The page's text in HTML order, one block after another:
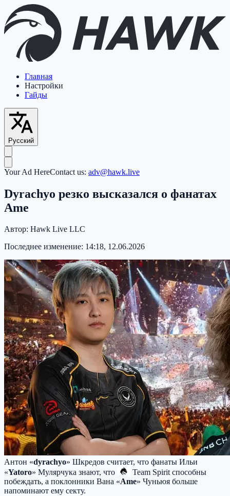
Главная
Настройки
Гайды
Русский
Your Ad HereContact us: adv@hawk.live
Dyrachyo резко высказался о фанатах
Ame
Автор: Hawk Live LLC
Последнее изменение: 14:18, 12.06.2026
Антон «dyrachyo» Шкредов считает, что фанаты Ильи
«Yatoro» Мулярчука знают, что Team Spiritспособны
побеждать, а поклонники Вана «Ame» Чуньюя больше
напоминают ему секту.